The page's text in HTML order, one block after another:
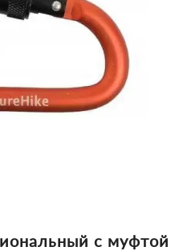
с муфтой